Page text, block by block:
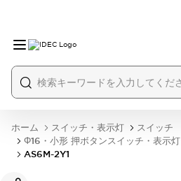
ホーム スイッチ・表示灯
スイッチ
Φ16・小形 押ボタンスイッチ・表示灯
AS6M-2Y1